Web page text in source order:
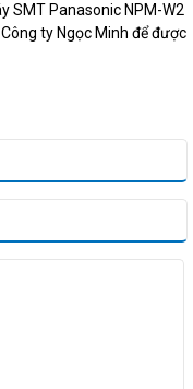
SMT Panasonic NPM-W2
ty Ngọc Minh để được